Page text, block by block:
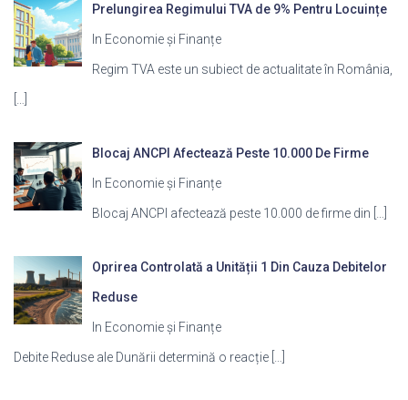
Prelungirea Regimului TVA de 9% Pentru Locuințe
In Economie și Finanțe
Regim TVA este un subiect de actualitate în România,
Blocaj ANCPI Afectează Peste 10.000 De Firme
In Economie și Finanțe
Blocaj ANCPI afectează peste 10.000 de firme din
Oprirea Controlată a Unității 1 Din Cauza Debitelor
Reduse
In Economie și Finanțe
Debite Reduse ale Dunării determină o reacție